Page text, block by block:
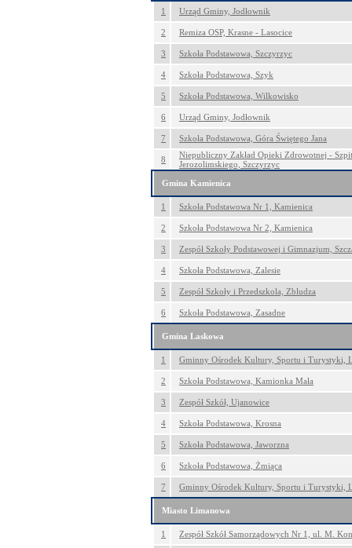
1 Urząd Gminy, Jodłownik
2 Remiza OSP, Krasne - Lasocice
3 Szkoła Podstawowa, Szczyrzyc
4 Szkoła Podstawowa, Szyk
5 Szkoła Podstawowa, Wilkowisko
6 Urząd Gminy, Jodłownik
7 Szkoła Podstawowa, Góra Świętego Jana
8
Niepubliczny Zakład Opieki Zdrowotnej -
Jerozolimskiego, Szczyrzyc
Gmina Kamienica
1 Szkoła Podstawowa Nr 1, Kamienica
2 Szkoła Podstawowa Nr 2, Kamienica
3 Zespół Szkoły Podstawowej i Gimnazjum,
4 Szkoła Podstawowa, Zalesie
5 Zespół Szkoły i Przedszkola, Zbludza
6 Szkoła Podstawowa, Zasadne
Gmina Laskowa
1 Gminny Ośrodek Kultury, Sportu i Turystyki,
2 Szkoła Podstawowa, Kamionka Mała
3 Zespół Szkół, Ujanowice
4 Szkoła Podstawowa, Krosna
5 Szkoła Podstawowa, Jaworzna
6 Szkoła Podstawowa, Żmiąca
7 Gminny Ośrodek Kultury, Sportu i Turystyki,
Miasto Limanowa
1 Zespół Szkół Samorządowych Nr 1, ul. M.